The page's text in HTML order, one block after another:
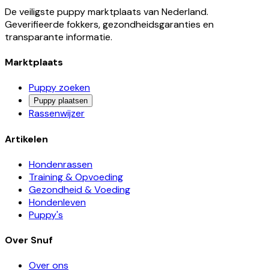
De veiligste puppy marktplaats van Nederland.
Geverifieerde fokkers, gezondheidsgaranties en
transparante informatie.
Marktplaats
Puppy zoeken
Puppy plaatsen
Rassenwijzer
Artikelen
Hondenrassen
Training & Opvoeding
Gezondheid & Voeding
Hondenleven
Puppy's
Over Snuf
Over ons